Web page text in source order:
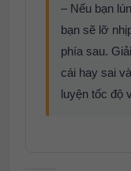
– Nếu bạn
bạn sẽ lỡ
phía sau.
cái hay sai
luyện tốc độ